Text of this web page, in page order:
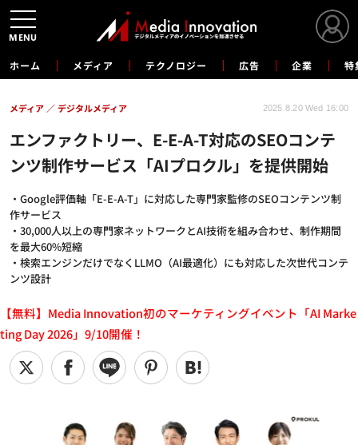
ホーム メディア テクノロジー 広告 企業 特
エンファクトリー、E-E-A-T対応のSEOコンテ
ンツ制作サービス「AIプロクル」を提供開始
・Google評価軸「E-E-A-T」に対応した専門家監修のSEOコンテンツ制
作サービス
・30,000人以上の専門家ネットワークとAI技術を組み合わせ、制作期間
を最大60%短縮
・検索エンジンだけでなくLLMO（AI最適化）にも対応した次世代コンテ
ンツ設計
メディア デジタルメディア 2025.8.20 Wed 16:00
【無料】Media Innovation初のマーケティングイベント「AI Marke
ting Day 2026」9/10開催！
MENU